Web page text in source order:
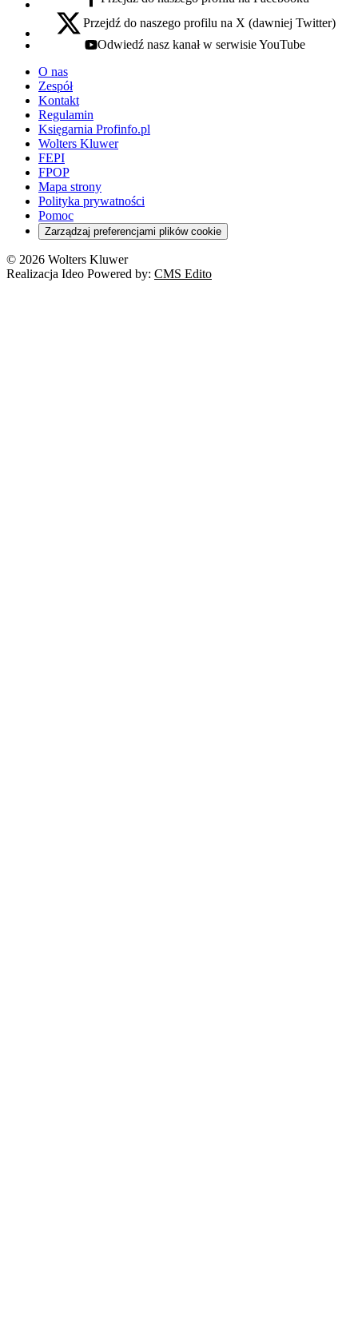
facebook - otwiera się w nowej karcie
x - otwiera się w nowej karcie
Przejdź do naszego profilu na X (dawniej Twitter)
youtube - otwiera się w nowej karcie
Odwiedź nasz kanał w serwisie YouTube
O nas
Zespół
Kontakt
Regulamin
Księgarnia Profinfo.pl
Wolters Kluwer
FEPI
FPOP
Mapa strony
Polityka prywatności
Pomoc
Zarządzaj preferencjami plików cookie
© 2026 Wolters Kluwer
Realizacja Ideo Powered by: CMS Edito